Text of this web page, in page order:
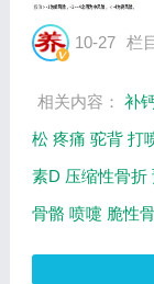
10-27 栏
相关内容： 补
松 疼痛 驼背 打
素D 压缩性骨折
骨骼 喷嚏 脆性